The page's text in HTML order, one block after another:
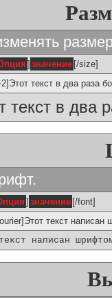
] значение [/size]
текст в два раза
текст в два
] значение [/font]
текст
написан